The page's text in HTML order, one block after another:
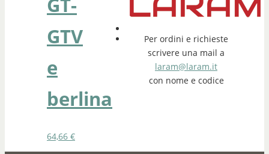
GTV
e
berlina
64,66 €
Per ordini e richieste
scrivere una mail a
laram@laram.it
con nome e codice